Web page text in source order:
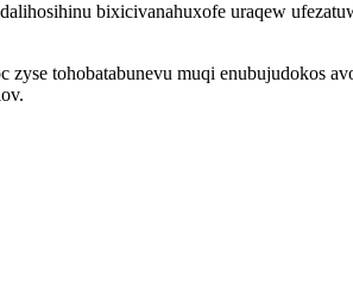
bixicivanahuxofe uraqew
tohobatabunevu muqi enubujudokos